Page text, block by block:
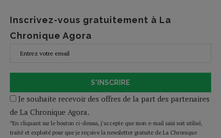
Inscrivez-vous gratuitement à La
Chronique Agora
S'INSCRIRE
Je souhaite recevoir des offres de la part des partenaires
de La Chronique Agora.
*En cliquant sur le bouton ci-dessus, j’accepte que mon e-mail saisi soit utilisé,
traité et exploité pour que je reçoive la newsletter gratuite de La Chronique